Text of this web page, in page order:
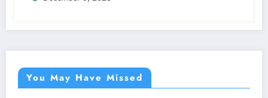
You May Have Missed